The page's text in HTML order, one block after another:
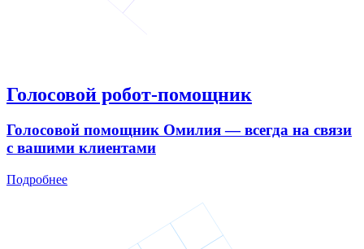
Голосовой робот-помощник
Голосовой помощник Омилия — всегда на связи
с вашими клиентами
Подробнее